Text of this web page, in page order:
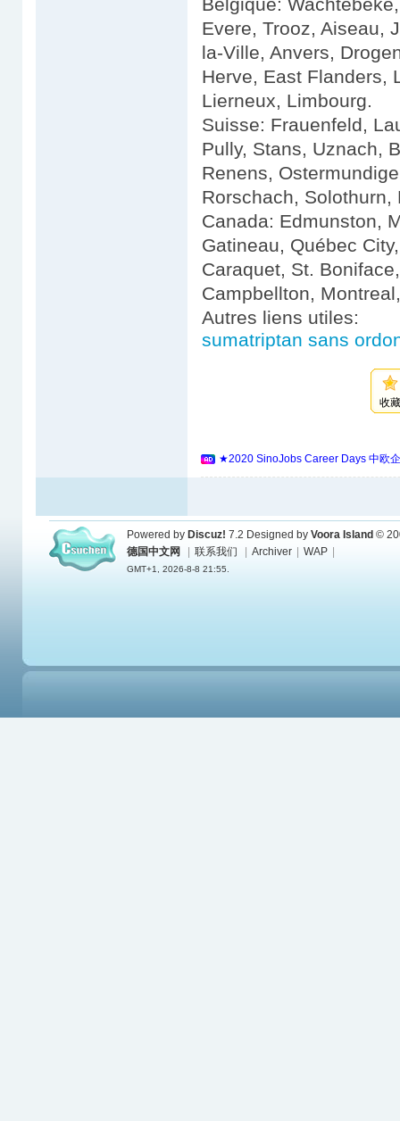
Evere, Trooz, Aiseau,
la-Ville, Anvers,
Herve, East Flanders,
Lierneux, Limbourg.
Suisse: Frauenfeld,
Pully, Stans, Uznach,
Renens,
Rorschach,
Canada: Edmunston,
Gatineau, Québec
Caraquet, St.
Campbellton,
Autres liens utiles:
sumatriptan sans
收
★2020 SinoJobs Career Days 中欧
Powered by Discuz! 7.2 Designed by Voora Island ©
德国中文网
联系我们 Archiver WAP
GMT+1, 2026-8-8 21:55.